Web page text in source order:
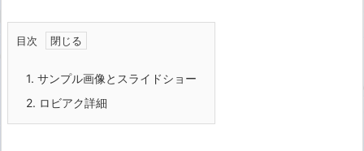
目次
1. サンプル画像とスライドショー
2. ロビアク詳細